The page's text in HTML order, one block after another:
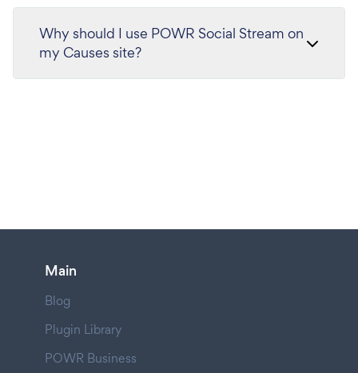
Why should I use POWR Social Stream on
my Causes site?
Main
Blog
Plugin Library
POWR Business